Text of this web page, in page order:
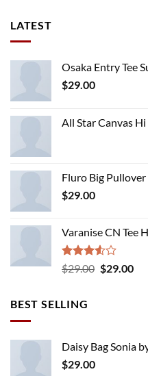
LATEST
Osaka Entry Tee
$29.00
All Star Canvas
Fluro Big
$29.00
Varanise CN Tee
Rated
3.50
$29.00 Original
$29.00
BEST SELLING
Daisy Bag Sonia
$29.00